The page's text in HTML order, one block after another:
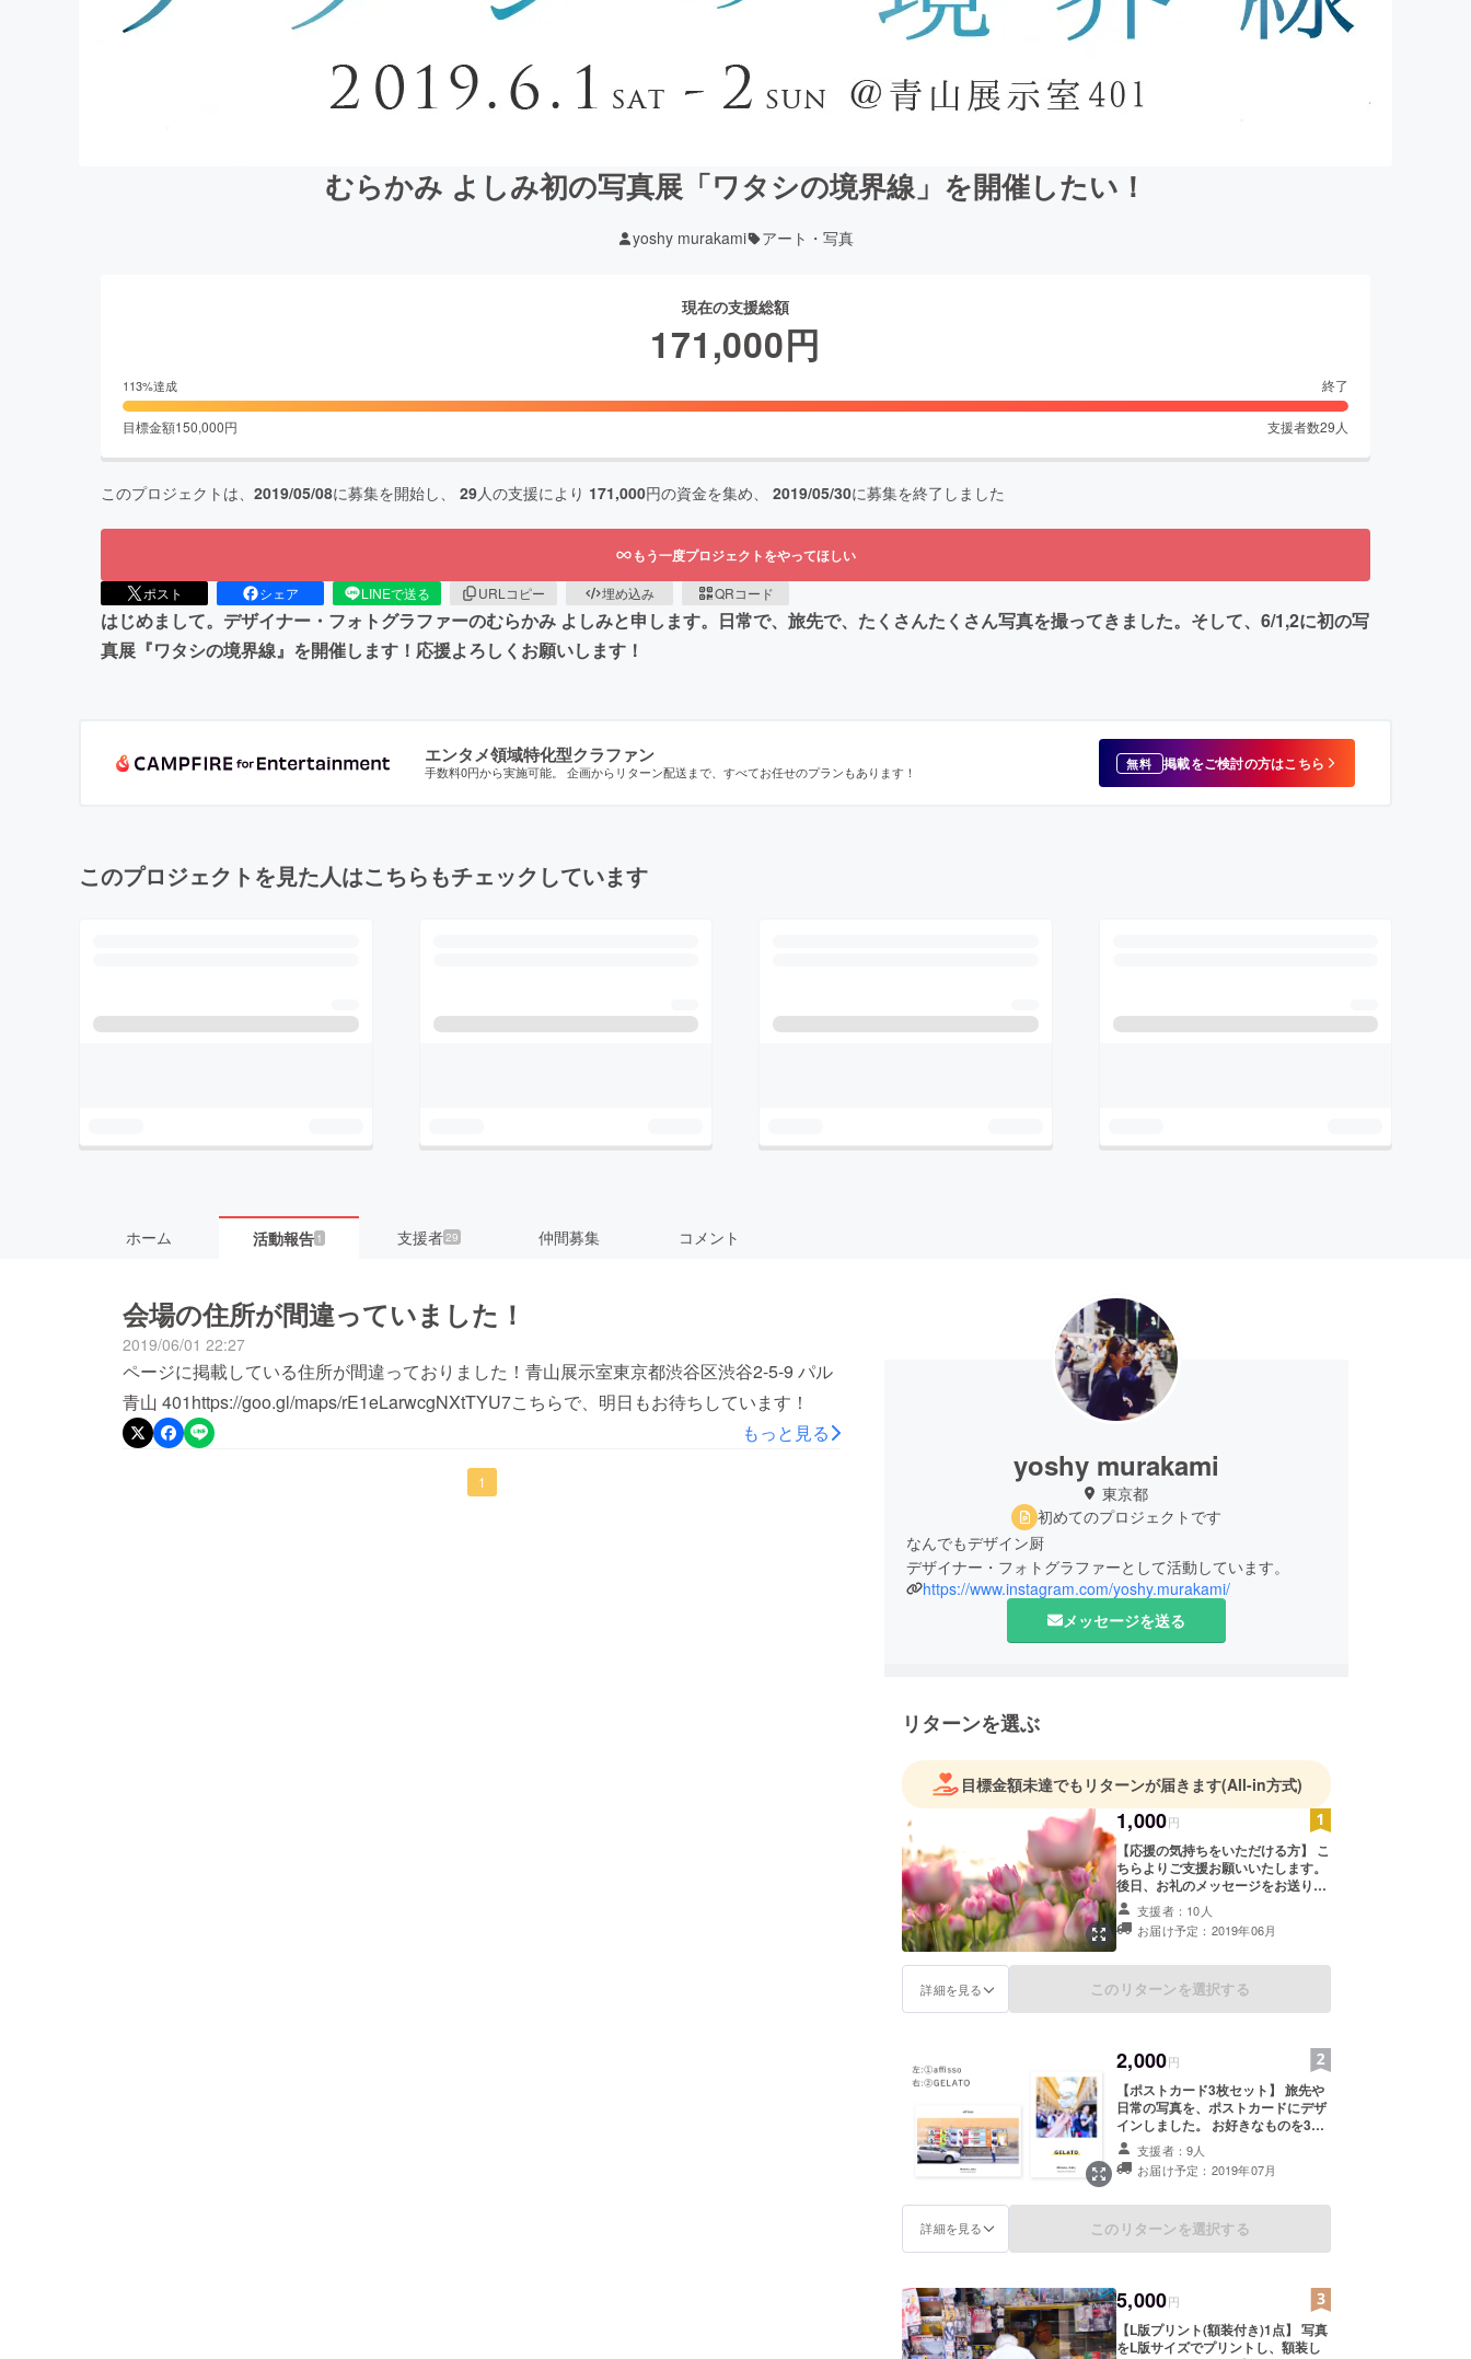
むらかみ よしみ初の写真展「ワタシの境界線」を開催したい！
yoshy murakami アート・写真
現在の支援総額
171,000円
113%達成 終了
目標金額150,000円 支援者数29 人
このプロジェクトは、 2019/05/08に募集を開始し、 29人の支援により 171,000円の資金を集め、 2019/05/30に募集を終了しました
もう一度プロジェクトをやってほしい
ポスト シェア LINEで送る URLコピー 埋め込み QRコード
はじめまして。デザイナー・フォトグラファーのむらかみ よしみと申します。日常で、旅先で、たくさんたくさん写真を撮ってきました。そして、6/1,2に初の写
真展『ワタシの境界線』を開催します！応援よろしくお願いします！
エンタメ領域特化型クラファン
手数料0円から実施可能。 企画からリターン配送まで、すべてお任せのプランもあります！ 無料 掲載をご検討の方はこちら
このプロジェクトを見た人はこちらもチェックしています
ホーム 活動報告 1 支援者29 仲間募集 コメント
会場の住所が間違っていました！
2019/06/01 22:27
ページに掲載している住所が間違っておりました！青山展示室東京都渋谷区渋谷2-5-9 パル
青山 401https://goo.gl/maps/rE1eLarwcgNXtTYU7こちらで、明日もお待ちしています！
もっと見る
1 yoshy murakami
東京都
初めてのプロジェクトです
なんでもデザイン厨
デザイナー・フォトグラファーとして活動しています。
https://www.instagram.com/yoshy.murakami/
メッセージを送る
リターンを選ぶ
目標金額未達でもリターンが届きます(All-in方式)
1,000円
【応援の気持ちをいただける方】 こ
ちらよりご支援お願いいたします。
後日、お礼のメッセージをお送りい
たします。
支援者：10人
お届け予定：2019年06月
詳細を見る このリターンを選択する
2,000円
【ポストカード3枚セット】 旅先や
日常の写真を、ポストカードにデザ
インしました。 お好きなものを3枚
お選びいただき、備考欄に番号を記
載してください。 後日、お礼のメッ
セージと一緒にお送りさせていただ
支援者：9人
お届け予定：2019年07月
詳細を見る このリターンを選択する
5,000円
【L版プリント(額装付き)1点】 写真
をL版サイズでプリントし、額装し